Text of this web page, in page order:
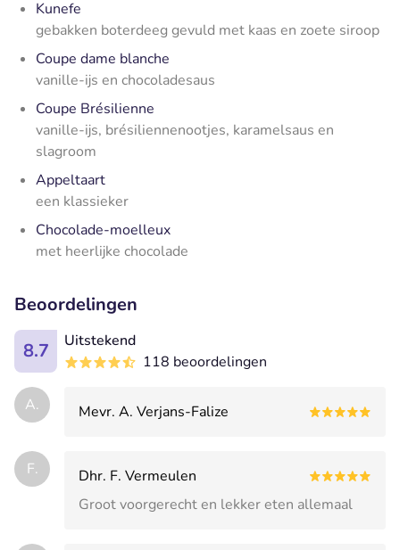
Kunefe
gebakken boterdeeg gevuld met kaas en zoete siroop
Coupe dame blanche
vanille-ijs en chocoladesaus
Coupe Brésilienne
vanille-ijs, brésiliennenootjes, karamelsaus en
slagroom
Appeltaart
een klassieker
Chocolade-moelleux
met heerlijke chocolade
Beoordelingen
8.7
Uitstekend
118 beoordelingen
A. Mevr. A. Verjans-Falize
F.
Dhr. F. Vermeulen
Groot voorgerecht en lekker eten allemaal